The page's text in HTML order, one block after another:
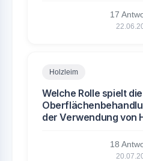
17
Holzleim
Welche Rolle spielt
der Verwendung von
18